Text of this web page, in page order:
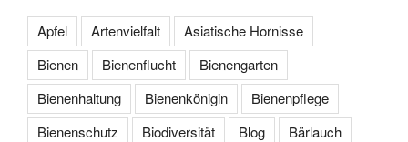
Apfel Artenvielfalt
Asiatische Hornisse
Bienen
Bienenflucht
Bienengarten
Bienenhaltung
Bienenkönigin
Bienenpflege
Bienenschutz
Biodiversität Blog
Bärlauch